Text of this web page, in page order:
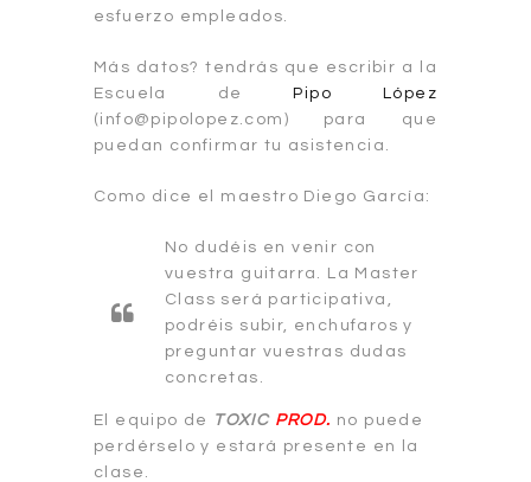
esfuerzo empleados.
Más datos? tendrás que escribir a la
Escuela de
Pipo López
(info@pipolopez.com) para que
puedan confirmar tu asistencia.
Como dice el maestro Diego García:
No dudéis en venir con
vuestra guitarra. La Master
Class será participativa,
podréis subir, enchufaros y
preguntar vuestras dudas
concretas.
El equipo de TOXIC PROD. no puede
perdérselo y estará presente en la
clase.